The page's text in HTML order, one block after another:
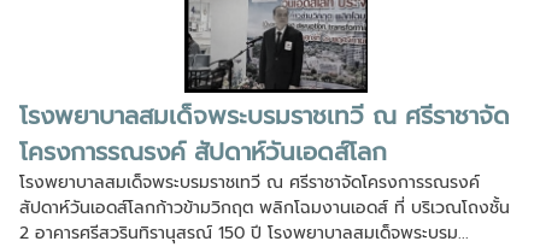
โรงพยาบาลสมเด็จพระบรมราชเทวี ณ ศรีราชาจัด
โครงการรณรงค์ สัปดาห์วันเอดส์โลก
โรงพยาบาลสมเด็จพระบรมราชเทวี ณ ศรีราชาจัดโครงการรณรงค์
สัปดาห์วันเอดส์โลกก้าวข้ามวิกฤต พลิกโฉมงานเอดส์ ที่ บริเวณโถงชั้น
2 อาคารศรีสวรินทิรานุสรณ์ 150 ปี โรงพยาบาลสมเด็จพระบรม...